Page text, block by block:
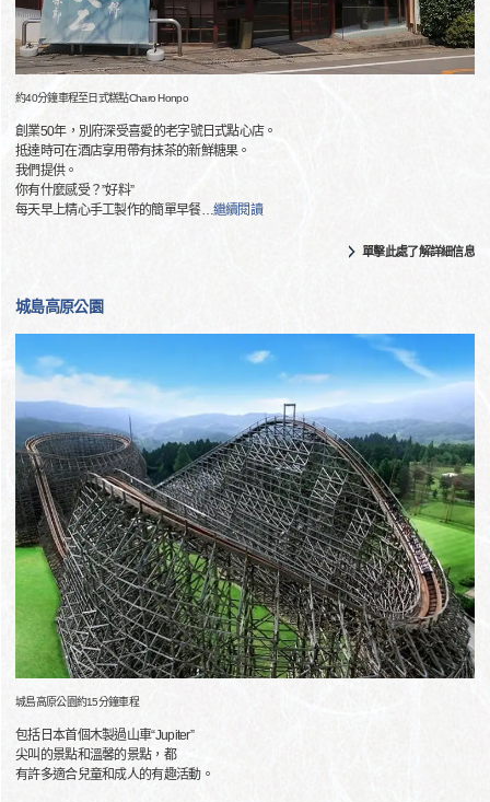
約40分鐘車程至日式糕點Charo Honpo
創業50年，別府深受喜愛的老字號日式點心店。
抵達時可在酒店享用帶有抹茶的新鮮糖果。
我們提供。
你有什麼感受？”好料”
每天早上精心手工製作的簡單早餐…繼續閱讀
單擊此處了解詳細信息
城島高原公園
城島高原公園約15分鐘車程
包括日本首個木製過山車“Jupiter”
尖叫的景點和溫馨的景點，都
有許多適合兒童和成人的有趣活動。